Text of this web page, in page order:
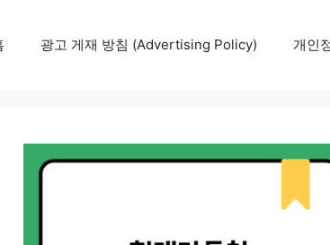
광고 게재 방침 (Advertising Policy) 개인